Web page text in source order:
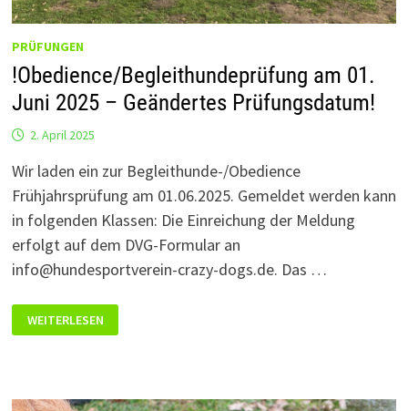
PRÜFUNGEN
!Obedience/Begleithundeprüfung am 01.
Juni 2025 – Geändertes Prüfungsdatum!
2. April 2025
Wir laden ein zur Begleithunde-/Obedience
Frühjahrsprüfung am 01.06.2025. Gemeldet werden kann
in folgenden Klassen: Die Einreichung der Meldung
erfolgt auf dem DVG-Formular an
info@hundesportverein-crazy-dogs.de. Das …
!OBEDIENCE/BEGLEITHUNDEPRÜFUNG
AM
01.
PRÜFUNGSDATUM!
WEITERLESEN